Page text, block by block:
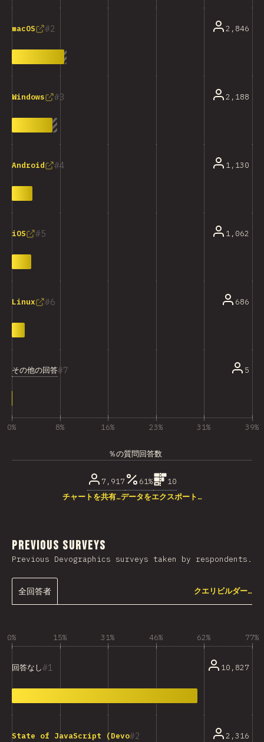
2
macOS 2,846
3
Windows 2,188
4
Android 1,130
5
iOS 1,062
6
Linux 686
7
その他の回答 5
0% 8% 16% 23% 31% 39%
％の質問回答数
7,917 61%
10
チャートを共有…データをエクスポート…
Previous Surveys
Previous Devographics surveys taken by respondents.
全回答者 クエリビルダー…
0% 15% 31% 46% 62% 77%
1
回答なし 10,827
2
State of JavaScript (Devographics) 2,316